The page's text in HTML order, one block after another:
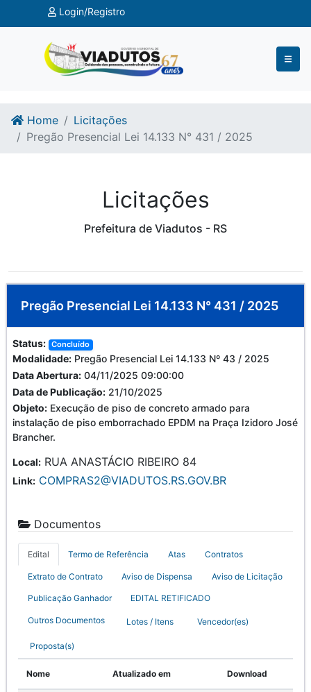
Ir para o conteúdo
Ir para o fim do conteúdo
Login/Registro
Home
Licitações
Pregão Presencial Lei 14.133 N° 431 / 2025
Licitações
Prefeitura de Viadutos - RS
Pregão Presencial Lei 14.133 N° 431 / 2025
Status: Concluído
Modalidade: Pregão Presencial Lei 14.133 Nº 43 / 2025
Data Abertura: 04/11/2025 09:00:00
Data de Publicação: 21/10/2025
Objeto: Execução de piso de concreto armado para
instalação de piso emborrachado EPDM na Praça Izidoro José
Brancher.
Local: RUA ANASTÁCIO RIBEIRO 84
Link: COMPRAS2@VIADUTOS.RS.GOV.BR
Documentos
Edital Termo de Referência Atas Contratos
Extrato de Contrato Aviso de Dispensa Aviso de Licitação
Publicação Ganhador EDITAL RETIFICADO
Outros Documentos Lotes / Itens Vencedor(es)
Proposta(s)
Nome Atualizado em Download